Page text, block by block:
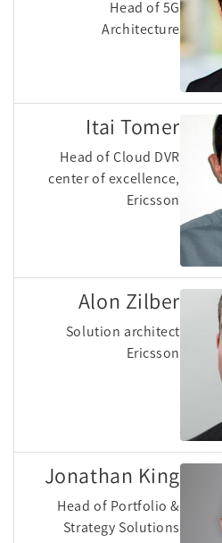
Head of 5G
Architecture
Itai Tomer
Head of Cloud DVR
center of excellence,
Ericsson
Alon Zilber
Solution architect
Ericsson
Jonathan King
Head of Portfolio &
Strategy Solutions